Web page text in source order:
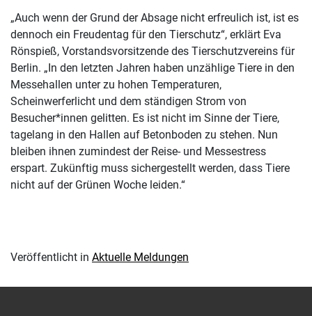
„Auch wenn der Grund der Absage nicht erfreulich ist, ist es
dennoch ein Freudentag für den Tierschutz“, erklärt Eva
Rönspieß, Vorstandsvorsitzende des Tierschutzvereins für
Berlin. „In den letzten Jahren haben unzählige Tiere in den
Messehallen unter zu hohen Temperaturen,
Scheinwerferlicht und dem ständigen Strom von
Besucher*innen gelitten. Es ist nicht im Sinne der Tiere,
tagelang in den Hallen auf Betonboden zu stehen. Nun
bleiben ihnen zumindest der Reise- und Messestress
erspart. Zukünftig muss sichergestellt werden, dass Tiere
nicht auf der Grünen Woche leiden.“
Veröffentlicht in Aktuelle Meldungen